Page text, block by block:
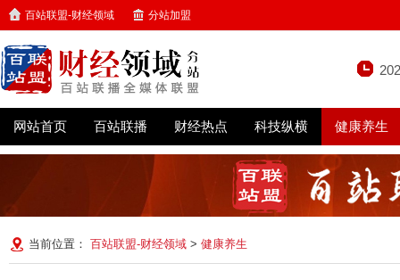
百站联盟-财经领域 分站加盟
网站首页 百站联播 财经热点 科技纵横 健康养生
当前位置： 百站联盟-财经领域 > 健康养生